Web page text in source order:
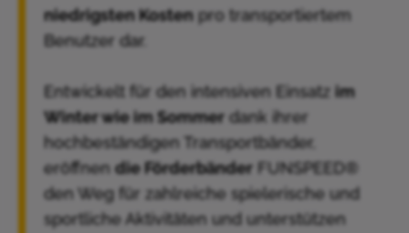
niedrigsten Kostenpro transportiertem
Benutzer dar.
Entwickelt für den intensiven Einsatz im
Winter wie im Sommer dank ihrer
hochbeständigen Transportbänder,
eröffnendie Förderbänder FUNSPEED®
den Weg für zahlreiche spielerische und
sportliche Aktivitäten und unterstützen